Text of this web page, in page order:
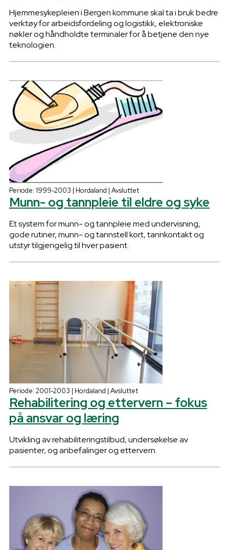
Hjemmesykepleien i Bergen kommune skal ta i bruk bedre
verktøy for arbeidsfordeling og logistikk, elektroniske
nøkler og håndholdte terminaler for å betjene den nye
teknologien.
Periode: 1999-2003 | Hordaland | Avsluttet
Munn- og tannpleie til eldre og syke
Et system for munn- og tannpleie med undervisning,
gode rutiner, munn- og tannstell kort, tannkontakt og
utstyr tilgjengelig til hver pasient.
Periode: 2001-2003 | Hordaland | Avsluttet
Rehabilitering og ettervern – fokus
på ansvar og læring
Utvikling av rehabiliteringstilbud, undersøkelse av
pasienter, og anbefalinger og ettervern.